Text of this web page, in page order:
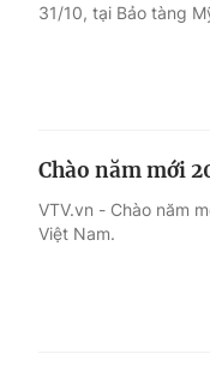
Sao
31/10, tại Bảo tàng
Chào năm mới
VTV.vn - Chào năm
Việt Nam.